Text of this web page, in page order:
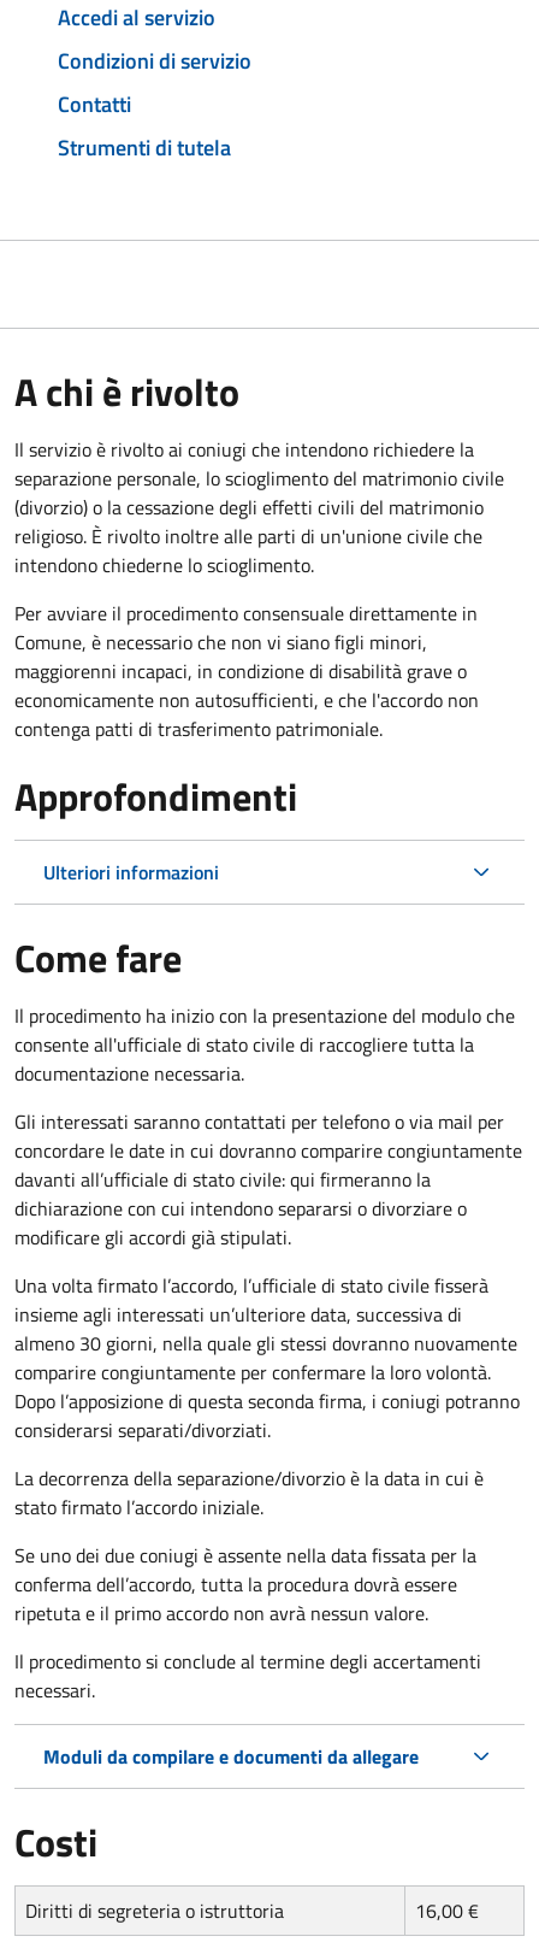
Accedi al servizio
Condizioni di servizio
Contatti
Strumenti di tutela
A chi è rivolto
Il servizio è rivolto ai coniugi che intendono richiedere la
separazione personale, lo scioglimento del matrimonio civile
(divorzio) o la cessazione degli effetti civili del matrimonio
religioso. È rivolto inoltre alle parti di un'unione civile che
intendono chiederne lo scioglimento.
Per avviare il procedimento consensuale direttamente in
Comune, è necessario che non vi siano figli minori,
maggiorenni incapaci, in condizione di disabilità grave o
economicamente non autosufficienti, e che l'accordo non
contenga patti di trasferimento patrimoniale.
Approfondimenti
Ulteriori informazioni
Come fare
Il procedimento ha inizio con la presentazione del modulo che
consente all'ufficiale di stato civile di raccogliere tutta la
documentazione necessaria.
Gli interessati saranno contattati per telefono o via mail per
concordare le date in cui dovranno comparire congiuntamente
davanti all’ufficiale di stato civile: qui firmeranno la
dichiarazione con cui intendono separarsi o divorziare o
modificare gli accordi già stipulati.
Una volta firmato l’accordo, l’ufficiale di stato civile fisserà
insieme agli interessati un’ulteriore data, successiva di
almeno 30 giorni, nella quale gli stessi dovranno nuovamente
comparire congiuntamente per confermare la loro volontà.
Dopo l’apposizione di questa seconda firma, i coniugi potranno
considerarsi separati/divorziati.
La decorrenza della separazione/divorzio è la data in cui è
stato firmato l’accordo iniziale.
Se uno dei due coniugi è assente nella data fissata per la
conferma dell’accordo, tutta la procedura dovrà essere
ripetuta e il primo accordo non avrà nessun valore.
Il procedimento si conclude al termine degli accertamenti
necessari.
Moduli da compilare e documenti da allegare
Costi
Diritti di segreteria o istruttoria 16,00 €